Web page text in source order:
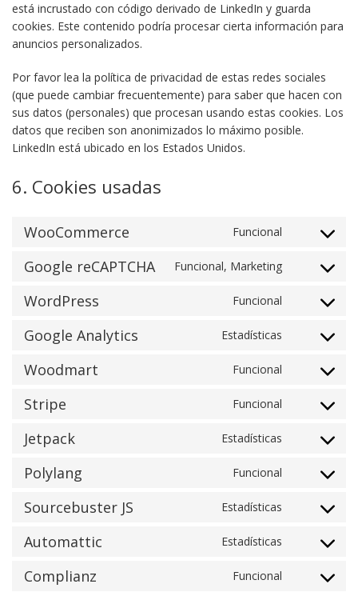
está incrustado con código derivado de LinkedIn y guarda
cookies. Este contenido podría procesar cierta información para
anuncios personalizados.
Por favor lea la política de privacidad de estas redes sociales
(que puede cambiar frecuentemente) para saber que hacen con
sus datos (personales) que procesan usando estas cookies. Los
datos que reciben son anonimizados lo máximo posible.
LinkedIn está ubicado en los Estados Unidos.
6. Cookies usadas
WooCommerce Funcional
Consent to
Google reCAPTCHA Funcional, Marketing
Consent to
google-
WordPress Funcional
Consent to
wordpress
Google Analytics Estadísticas
Consent to
google-
Woodmart Funcional
Consent to
woodmart
Stripe Funcional
Consent to
Jetpack Estadísticas
Consent to
jetpack
Polylang Funcional
Consent to
polylang
Sourcebuster JS Estadísticas
Consent to
Automattic Estadísticas
Consent to
automattic
Complianz Funcional
Consent to